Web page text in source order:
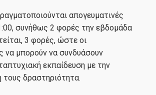
Τέλη φοίτησης
Φοιτητές
απογευματινές
συνήθως 2 φορές την εβδομάδα
3 φορές, ώστε οι
να μπορούν να συνδυάσουν
εκπαίδευση με την
τους δραστηριότητα.